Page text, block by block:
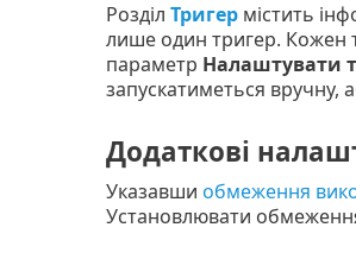
Розділ Тригермістить
лише один тригер. Кожен
параметр Налаштувати
запускатиметься вручну,
Додаткові
Указавши обмеження
Установлювати